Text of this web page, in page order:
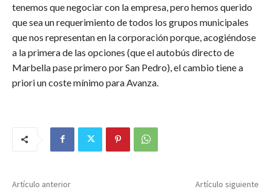
tenemos que negociar con la empresa, pero hemos querido
que sea un requerimiento de todos los grupos municipales
que nos representan en la corporación porque, acogiéndose
a la primera de las opciones (que el autobús directo de
Marbella pase primero por San Pedro), el cambio tiene a
priori un coste mínimo para Avanza.
Artículo anterior Artículo siguiente